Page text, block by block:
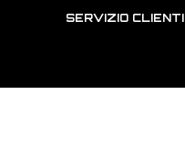
SERVIZIO CLIENTI